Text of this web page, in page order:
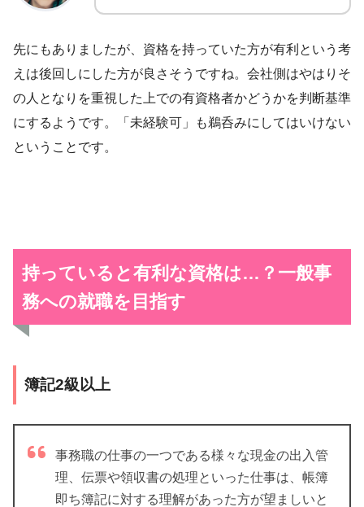
先にもありましたが、資格を持っていた方が有利という考
えは後回しにした方が良さそうですね。会社側はやはりそ
の人となりを重視した上での有資格者かどうかを判断基準
にするようです。「未経験可」も鵜呑みにしてはいけない
ということです。
持っていると有利な資格は…？ 一般事
務への就職を目指す
簿記2級以上
事務職の仕事の一つである様々な現金の出入管
理、伝票や領収書の処理といった仕事は、帳簿
即ち簿記に対する理解があった方が望ましいと